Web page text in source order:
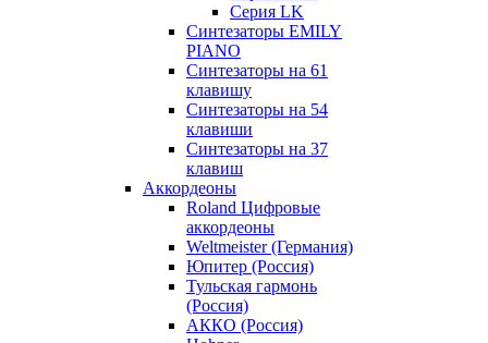
Серия LK
Синтезаторы EMILY
PIANO
Синтезаторы на 61
клавишу
Синтезаторы на 54
клавиши
Синтезаторы на 37
клавиш
Аккордеоны
Roland Цифровые
аккордеоны
Weltmeister (Германия)
Юпитер (Россия)
Тульская гармонь
(Россия)
АККО (Россия)